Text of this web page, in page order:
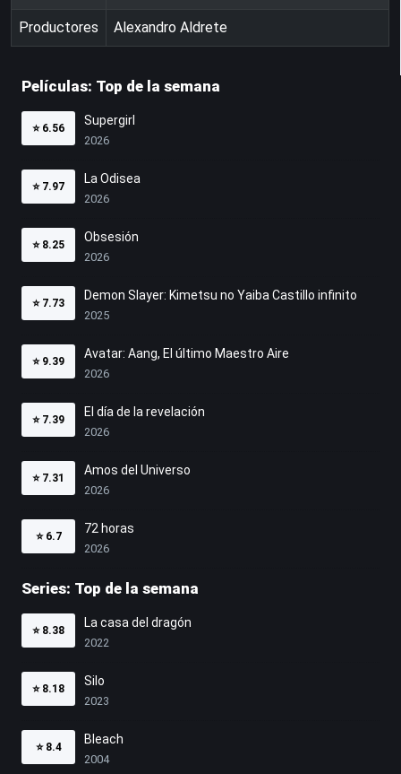
Productores Alexandro Aldrete
Películas: Top de la semana
⭐ 6.56
Supergirl
2026
⭐ 7.97
La Odisea
2026
⭐ 8.25
Obsesión
2026
⭐ 7.73
Demon Slayer: Kimetsu no Yaiba Castillo infinito
2025
⭐ 9.39
Avatar: Aang, El último Maestro Aire
2026
⭐ 7.39
El día de la revelación
2026
⭐ 7.31
Amos del Universo
2026
⭐ 6.7
72 horas
2026
Series: Top de la semana
⭐ 8.38
La casa del dragón
2022
⭐ 8.18
Silo
2023
⭐ 8.4
Bleach
2004